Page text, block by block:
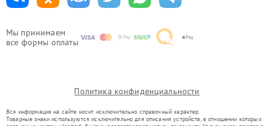
Мы принимаем
все формы оплаты
Политика конфиденциальности
Вся информация на сайте носит исключительно справочный характер.
Товарные знаки используются исключительно для описания устройств, в отношении которых